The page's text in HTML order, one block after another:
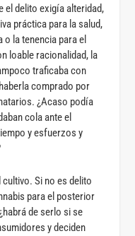
el delito exigía alteridad,
práctica para la salud,
la tenencia para el
loable racionalidad, la
traficaba con
comprado por
¿Acaso podía
cola ante el
y esfuerzos y
Si no es delito
para el posterior
de serlo si se
y deciden